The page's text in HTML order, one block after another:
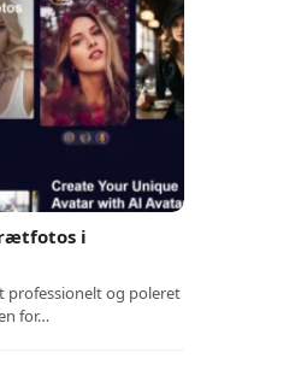
i
professionelt og poleret
for…